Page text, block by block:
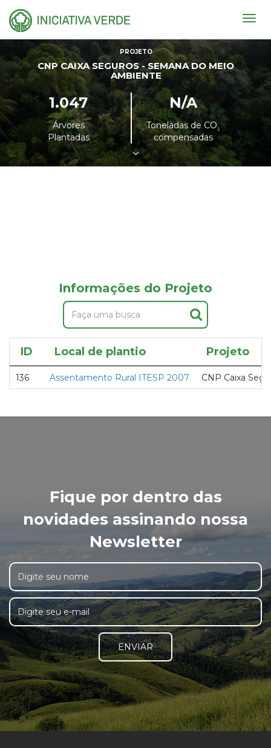
PROJETO
CNP CAIXA SEGUROS - SEMANA DO MEIO
AMBIENTE
1.047
Árvores
Plantadas
N/A
Toneladas de CO²
compensadas
Informações do Projeto
ID Local de plantio Projeto
136 Assentamento Rural ITESP 2007 CNP Caixa
Fique por dentro das
novidades assinando nossa
Newsletter
ENVIAR